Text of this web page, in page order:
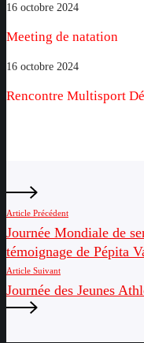
Meeting
natation
16 octobre 2024
Meeting de natation
Rencontre
16 octobre 2024
Rencontre Multisport
Article Précédent
Journée Mondiale de
témoignage de Pépita
Article Suivant
Journée des Jeunes